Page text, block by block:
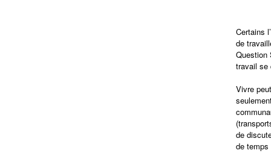
Certains
de
Question
travail se
Vivre
de
de